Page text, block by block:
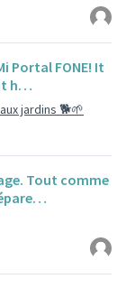
Portal FONE! It
h…
jardins 🐕🌱
Tout comme